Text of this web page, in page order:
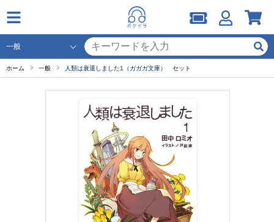
ホーム 一般 人類は衰退しました1（ガガガ文庫） セット